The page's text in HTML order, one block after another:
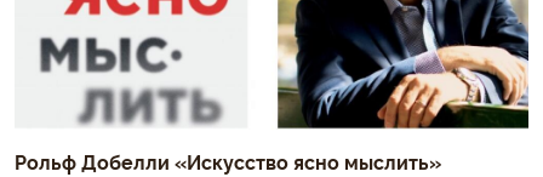
Рольф Добелли «Искусство ясно мыслить»